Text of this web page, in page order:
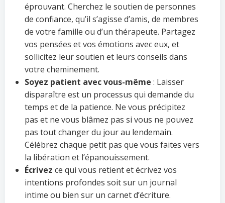
éprouvant. Cherchez le soutien de personnes
de confiance, qu’il s’agisse d’amis, de membres
de votre famille ou d’un thérapeute. Partagez
vos pensées et vos émotions avec eux, et
sollicitez leur soutien et leurs conseils dans
votre cheminement.
Soyez patient avec vous-même : Laisser
disparaître est un processus qui demande du
temps et de la patience. Ne vous précipitez
pas et ne vous blâmez pas si vous ne pouvez
pas tout changer du jour au lendemain.
Célébrez chaque petit pas que vous faites vers
la libération et l’épanouissement.
Écrivez ce qui vous retient et écrivez vos
intentions profondes soit sur un journal
intime ou bien sur un carnet d’écriture.